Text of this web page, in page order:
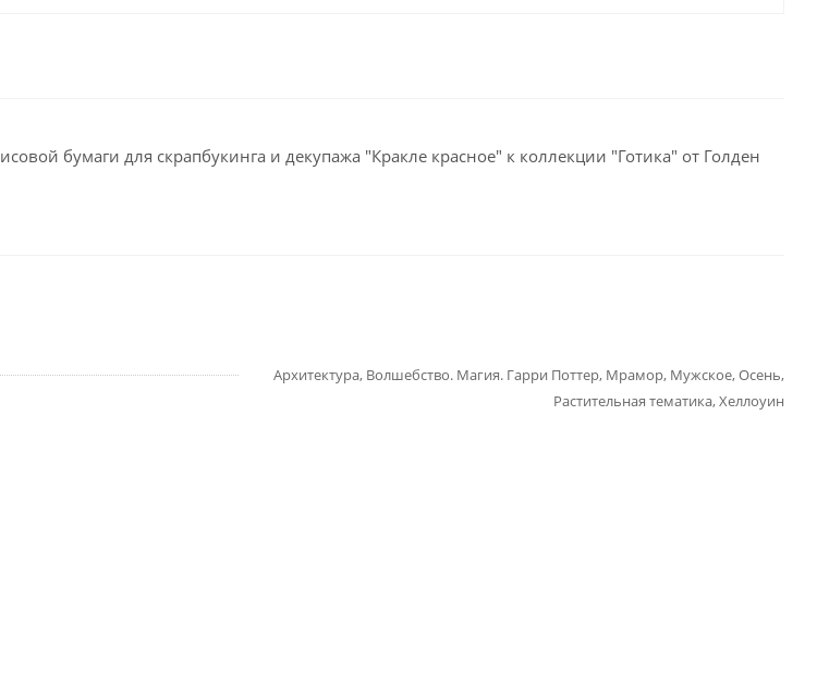
бумаги для скрапбукинга и декупажа "Кракле красное" к коллекции "Готика" от Голден
Архитектура, Волшебство. Магия. Гарри Поттер, Мрамор, Мужское, Осень,
Растительная тематика, Хеллоуин